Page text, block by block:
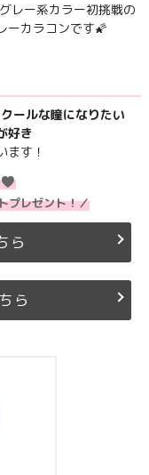
レー系カラー初挑戦の
ーカラコンです🌠
ールな瞳になりたい
好き
ます！
プレゼント！／
ら
ら